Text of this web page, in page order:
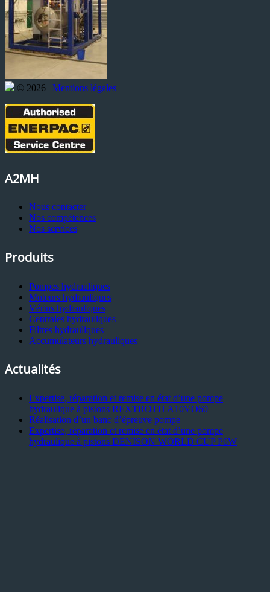
© 2026 | Mentions légales
A2MH
Nous contacter
Nos compétences
Nos services
Produits
Pompes hydrauliques
Moteurs hydrauliques
Vérins hydrauliques
Centrales hydrauliques
Filtres hydrauliques
Accumulateurs hydrauliques
Actualités
Expertise, réparation et remise en état d’une pompe
hydraulique à pistons REXTROTH A10VO60
Réalisation d’un banc d’épreuve pompe
Expertise, réparation et remise en état d’une pompe
hydraulique à pistons DENISON WORLD CUP P6W